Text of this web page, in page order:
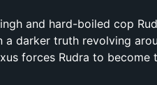
and hard-boiled cop
a darker truth revolving
forces Rudra to